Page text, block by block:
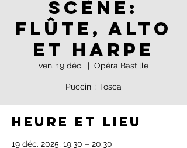
scène:
flûte, alto
et harpe
ven. 19 déc.
  |
Opéra Bastille
Puccini : Tosca
Heure et lieu
19 déc. 2025, 19:30 – 20:30